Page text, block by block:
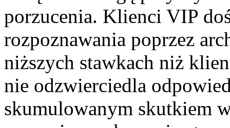
porzucenia. Klienci VIP
rozpoznawania poprzez
niższych stawkach niż
nie odzwierciedla
skumulowanym skutkiem